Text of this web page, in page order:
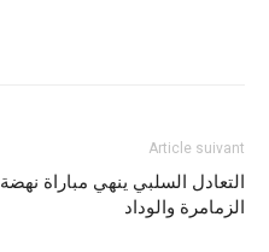
Article suivant
التعادل السلبي ينهي مباراة نهضة
الزمامرة والوداد